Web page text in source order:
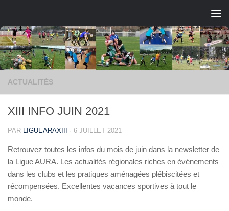
ACTUALITÉS
XIII INFO JUIN 2021
PAR LIGUEARAXIII · 6 JUILLET 2021
Retrouvez toutes les infos du mois de juin dans la newsletter de
la Ligue AURA. Les actualités régionales riches en événements
dans les clubs et les pratiques aménagées plébiscitées et
récompensées. Excellentes vacances sportives à tout le
monde.